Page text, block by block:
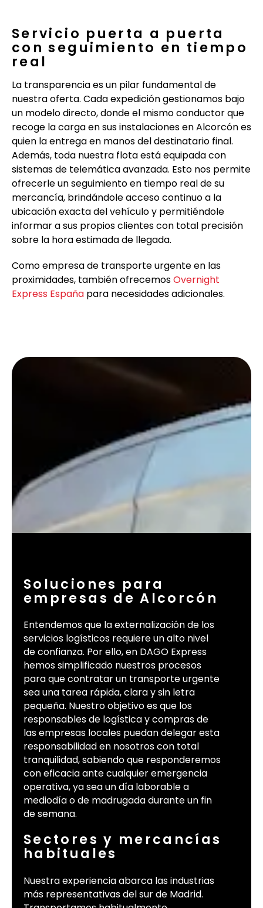
Servicio puerta a puerta
con seguimiento en tiempo
real
La transparencia es un pilar fundamental de
nuestra oferta. Cada expedición gestionamos bajo
un modelo directo, donde el mismo conductor que
recoge la carga en sus instalaciones en Alcorcón es
quien la entrega en manos del destinatario final.
Además, toda nuestra flota está equipada con
sistemas de telemática avanzada. Esto nos permite
ofrecerle un seguimiento en tiempo real de su
mercancía, brindándole acceso continuo a la
ubicación exacta del vehículo y permitiéndole
informar a sus propios clientes con total precisión
sobre la hora estimada de llegada.
Como empresa de transporte urgente en las
proximidades, también ofrecemosOvernight
Express España para necesidades adicionales.
Soluciones para
empresas de Alcorcón
Entendemos que la externalización de los
servicios logísticos requiere un alto nivel
de confianza. Por ello, en DAGO Express
hemos simplificado nuestros procesos
para que contratar un transporte urgente
sea una tarea rápida, clara y sin letra
pequeña. Nuestro objetivo es que los
responsables de logística y compras de
las empresas locales puedan delegar esta
responsabilidad en nosotros con total
tranquilidad, sabiendo que responderemos
con eficacia ante cualquier emergencia
operativa, ya sea un día laborable a
mediodía o de madrugada durante un fin
de semana.
Sectores y mercancías
habituales
Nuestra experiencia abarca las industrias
más representativas del sur de Madrid.